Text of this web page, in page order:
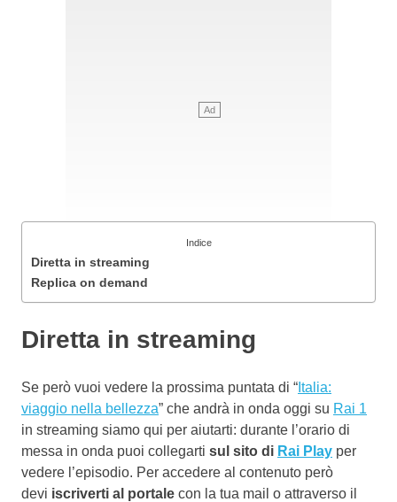
Indice
Diretta in streaming
Replica on demand
Diretta in streaming
Se però vuoi vedere la prossima puntata di “ Italia:
viaggio nella bellezza” che andrà in onda oggi su Rai 1
in streaming siamo qui per aiutarti: durante l’orario di
messa in onda puoi collegarti sul sito di Rai Play per
vedere l’episodio. Per accedere al contenuto però
devi iscriverti al portale con la tua mail o attraverso il